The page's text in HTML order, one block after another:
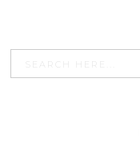
Search